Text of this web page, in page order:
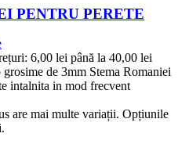
PENTRU PERETE
6,00 lei până la 40,00 lei
de 3mm Stema Romaniei
intalnita in mod frecvent
are mai multe variații. Opțiunile